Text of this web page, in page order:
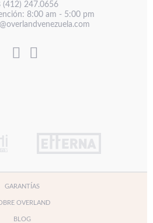
(412) 247.0656
8:00 am - 5:00 pm
GARANTÍAS
OVERLAND
BLOG